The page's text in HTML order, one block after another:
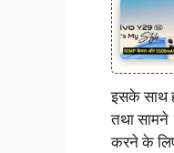
इसके साथ
तथा सामने
करने के लिए